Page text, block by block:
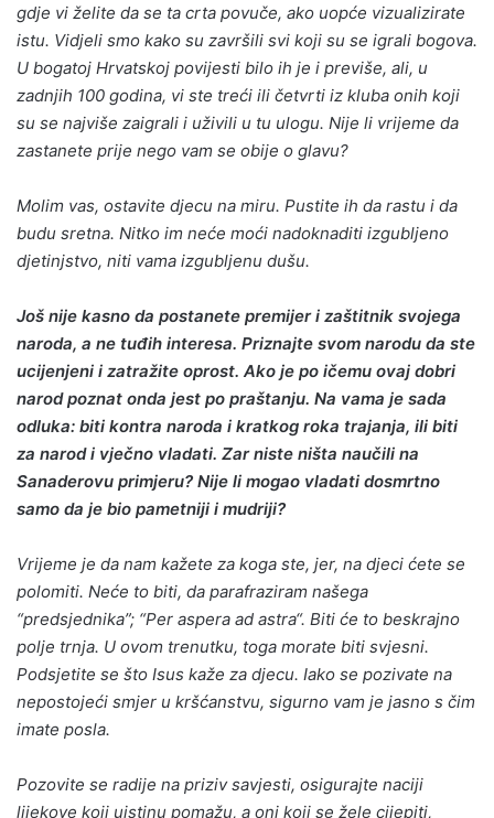
gdje vi želite da se ta crta povuče, ako uopće vizualizirate
istu. Vidjeli smo kako su završili svi koji su se igrali bogova.
U bogatoj Hrvatskoj povijesti bilo ih je i previše, ali, u
zadnjih 100 godina, vi ste treći ili četvrti iz kluba onih koji
su se najviše zaigrali i uživili u tu ulogu. Nije li vrijeme da
zastanete prije nego vam se obije o glavu?
Molim vas, ostavite djecu na miru. Pustite ih da rastu i da
budu sretna. Nitko im neće moći nadoknaditi izgubljeno
djetinjstvo, niti vama izgubljenu dušu.
Još nije kasno da postanete premijer i zaštitnik svojega
naroda, a ne tuđih interesa. Priznajte svom narodu da ste
ucijenjeni i zatražite oprost. Ako je po ičemu ovaj dobri
narod poznat onda jest po praštanju. Na vama je sada
odluka: biti kontra naroda i kratkog roka trajanja, ili biti
za narod i vječno vladati. Zar niste ništa naučili na
Sanaderovu primjeru? Nije li mogao vladati dosmrtno
samo da je bio pametniji i mudriji?
Vrijeme je da nam kažete za koga ste, jer, na djeci ćete se
polomiti. Neće to biti, da parafraziram našega
“predsjednika”; “Per aspera ad astra“. Biti će to beskrajno
polje trnja. U ovom trenutku, toga morate biti svjesni.
Podsjetite se što Isus kaže za djecu. Iako se pozivate na
nepostojeći smjer u kršćanstvu, sigurno vam je jasno s čim
imate posla.
Pozovite se radije na priziv savjesti, osigurajte naciji
lijekove koji uistinu pomažu, a oni koji se žele cijepiti,